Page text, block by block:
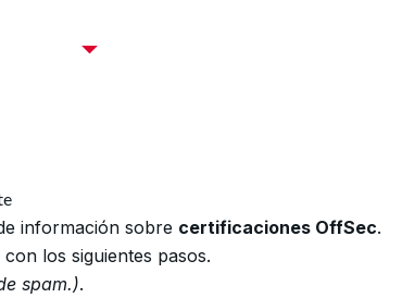
información sobre certificaciones OffSec.
los siguientes pasos.
spam.).